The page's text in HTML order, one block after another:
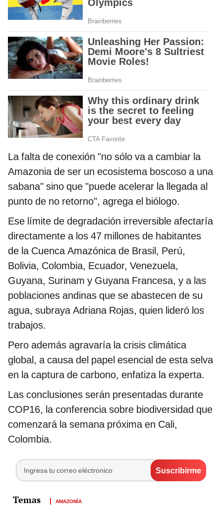
La falta de conexión "no sólo va a cambiar la
Amazonia de ser un ecosistema boscoso a una
sabana" sino que "puede acelerar la llegada al
punto de no retorno", agrega el biólogo.
Ese límite de degradación irreversible afectaría
directamente a los 47 millones de habitantes
de la Cuenca Amazónica de Brasil, Perú,
Bolivia, Colombia, Ecuador, Venezuela,
Guyana, Surinam y Guyana Francesa, y a las
poblaciones andinas que se abastecen de su
agua, subraya Adriana Rojas, quien lideró los
trabajos.
Pero además agravaría la crisis climática
global, a causa del papel esencial de esta selva
en la captura de carbono, enfatiza la experta.
Las conclusiones serán presentadas durante
COP16, la conferencia sobre biodiversidad que
comenzará la semana próxima en Cali,
Colombia.
AMAZONÍA